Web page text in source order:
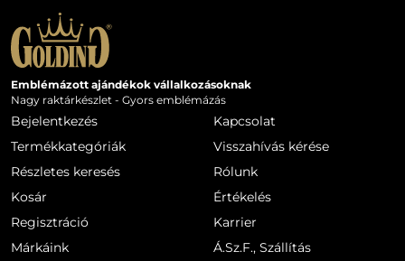
Emblémázott ajándékok vállalkozásoknak
Nagy raktárkészlet - Gyors emblémázás
Bejelentkezés
Termékkategóriák
Részletes keresés
Kosár
Regisztráció
Kapcsolat
Visszahívás kérése
Rólunk
Értékelés
Karrier
Márkáink
Á.Sz.F., Szállítás